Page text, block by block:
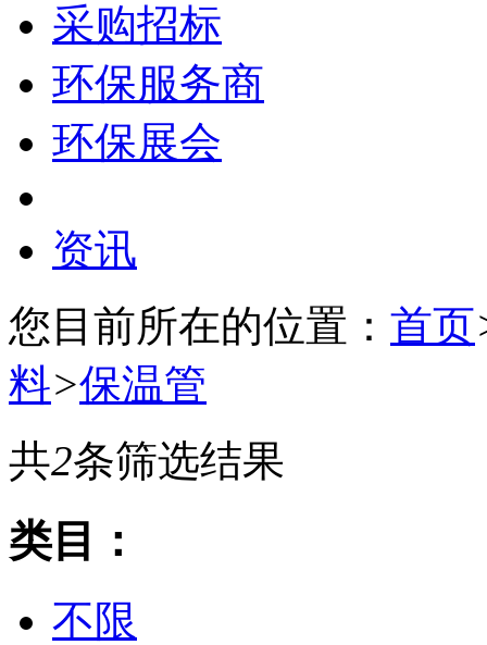
采购招标
环保服务商
环保展会
资讯
您目前所在的位置： 首页
料>保温管
共2条筛选结果
类目：
不限